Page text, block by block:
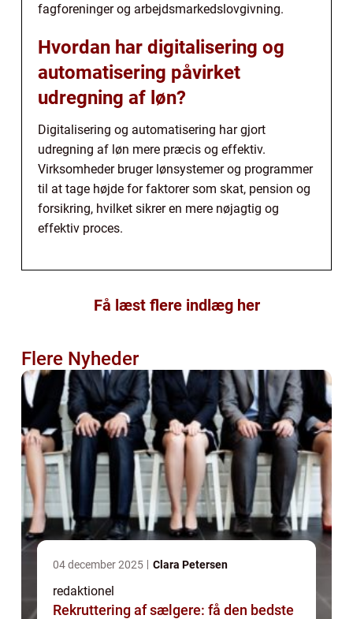
fagforeninger og arbejdsmarkedslovgivning.
Hvordan har digitalisering og
automatisering påvirket
udregning af løn?
Digitalisering og automatisering har gjort
udregning af løn mere præcis og effektiv.
Virksomheder bruger lønsystemer og programmer
til at tage højde for faktorer som skat, pension og
forsikring, hvilket sikrer en mere nøjagtig og
effektiv proces.
Få læst flere indlæg her
Flere Nyheder
04 december 2025 Clara Petersen
redaktionel
Rekruttering af sælgere: få den bedste